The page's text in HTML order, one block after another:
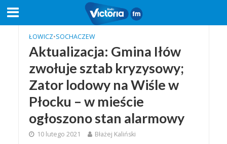
ŁOWICZ•SOCHACZEW
Aktualizacja: Gmina Iłów
zwołuje sztab kryzysowy;
Zator lodowy na Wiśle w
Płocku – w mieście
ogłoszono stan alarmowy
10 lutego 2021 Błażej Kaliński